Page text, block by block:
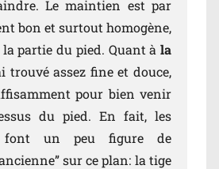
Le maintien est par
bon et surtout homogène,
partie du pied. Quant à la
trouvé assez fine et douce,
pour bien venir
du pied. En fait, les
un peu figure de
sur ce plan: la tige